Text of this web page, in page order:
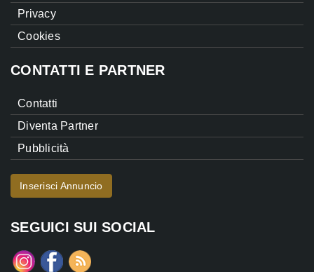
Privacy
Cookies
CONTATTI E PARTNER
Contatti
Diventa Partner
Pubblicità
Inserisci Annuncio
SEGUICI SUI SOCIAL